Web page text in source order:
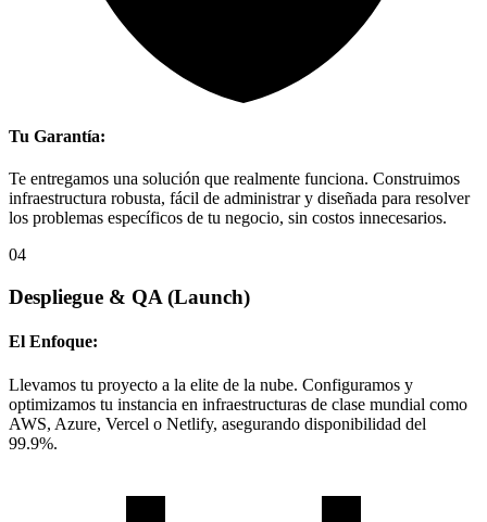
Tu Garantía:
Te entregamos una solución que realmente funciona. Construimos
infraestructura robusta, fácil de administrar y diseñada para resolver
los problemas específicos de tu negocio, sin costos innecesarios.
04
Despliegue & QA (Launch)
El Enfoque:
Llevamos tu proyecto a la elite de la nube. Configuramos y
optimizamos tu instancia en infraestructuras de clase mundial como
AWS, Azure, Vercel o Netlify, asegurando disponibilidad del
99.9%.